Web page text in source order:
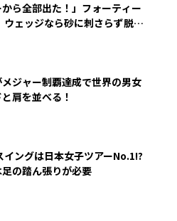
から全部出た！」フォーティー
ウェッジなら砂に刺さらず脱出
ジャー制覇達成で世界の男女
肩を並べる！
イングは日本女子ツアーNo.1!?
の踏ん張りが必要